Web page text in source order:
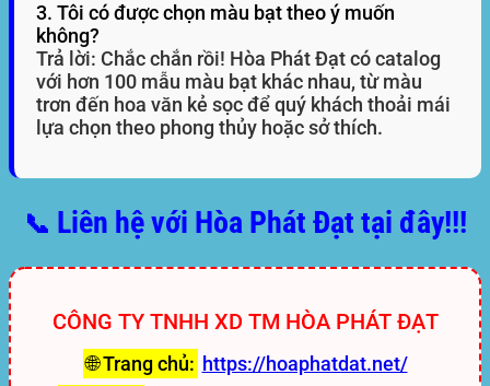
3. Tôi có được chọn màu bạt theo ý muốn
không?
Trả lời: Chắc chắn rồi! Hòa Phát Đạt có catalog
với hơn 100 mẫu màu bạt khác nhau, từ màu
trơn đến hoa văn kẻ sọc để quý khách thoải mái
lựa chọn theo phong thủy hoặc sở thích.
📞 Liên hệ với Hòa Phát Đạt tại đây!!!
CÔNG TY TNHH XD TM HÒA PHÁT ĐẠT
🌐 Trang chủ: https://hoaphatdat.net/